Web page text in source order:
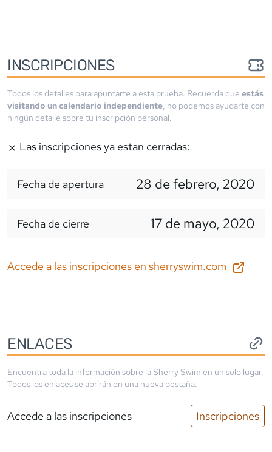
INSCRIPCIONES
Todos los detalles para apuntarte a esta prueba. Recuerda que estás
visitando un calendario independiente, no podemos ayudarte con
ningún detalle sobre tu inscripción personal.
Las inscripciones ya estan cerradas:
Fecha de apertura 28 de febrero, 2020
Fecha de cierre 17 de mayo, 2020
Accede a las inscripciones en sherryswim.com
ENLACES
Encuentra toda la información sobre laSherry Swim en un solo lugar.
Todos los enlaces se abrirán en una nueva pestaña.
Accede a las inscripciones Inscripciones